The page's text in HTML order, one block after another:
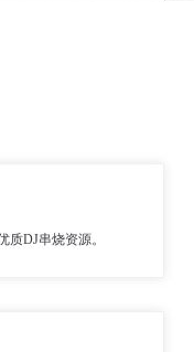
DJ串烧资源。